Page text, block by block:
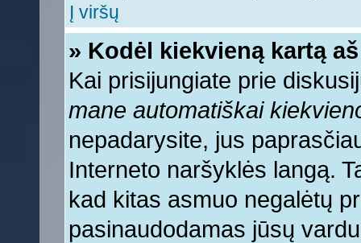
Į viršų
» Kodėl kiekvieną kartą
Kai prisijungiate prie
mane automatiškai
nepadarysite, jus
Interneto naršyklės langą.
kad kitas asmuo negalėtų
pasinaudodamas jūsų